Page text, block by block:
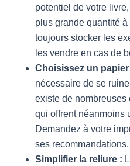
potentiel de votre
plus grande quantité
toujours stocker les
les vendre en cas de
Choisissez un
nécessaire de se
existe de
qui offrent néanmoins
Demandez à votre
ses recommandations.
Simplifier la reliure :